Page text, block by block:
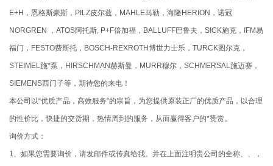
E+H，恩格斯豪斯，PILZ皮尔兹，MAHLE马勒，海隆HERION，诺冠
NORGREN ，ATOS阿托斯, P+F倍加福，BALLUFF巴鲁夫，SICK施克，IFM易
福门，FESTO费斯托，BOSCH-REXROTH博世力士乐，TURCK图尔克，
STEIMEL施*泵，HIRSCHMAN赫斯曼，MURR穆尔，SCHMERSAL施迈赛，
SIEMENS西门子等，期待您的来电！
本公司以“优质产品，高效服务”的宗旨，为您提供原装正厂的优质产品，以合理
的性价比，快捷的交货期，热情周到的服务，从而赢得客户的*赞赏。
询价方式：
1、如果您需要询价，请发邮件或传真给我。并在上面注明贵公司的全称、、，